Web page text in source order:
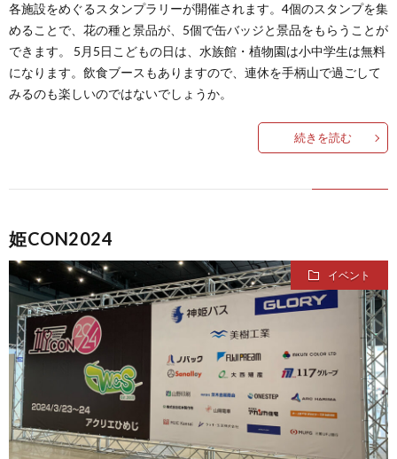
各施設をめぐるスタンプラリーが開催されます。4個のスタンプを集
めることで、花の種と景品が、5個で缶バッジと景品をもらうことが
できます。 5月5日こどもの日は、水族館・植物園は小中学生は無料
になります。飲食ブースもありますので、連休を手柄山で過ごして
みるのも楽しいのではないでしょうか。
続きを読む
姫CON2024
イベント